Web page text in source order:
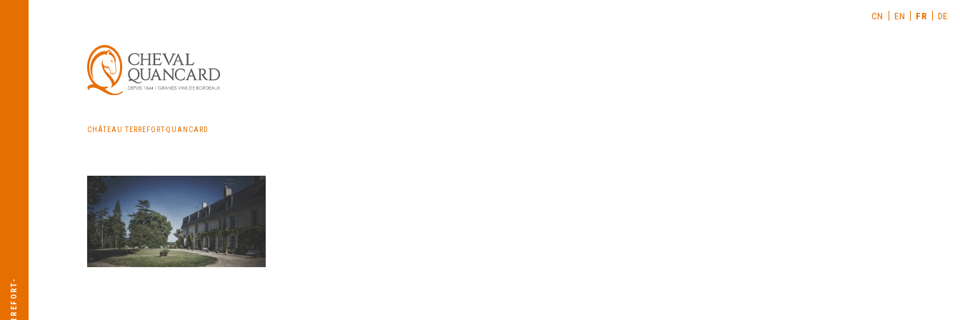
CN EN FR DE
CHÂTEAU TERREFORT-QUANCARD